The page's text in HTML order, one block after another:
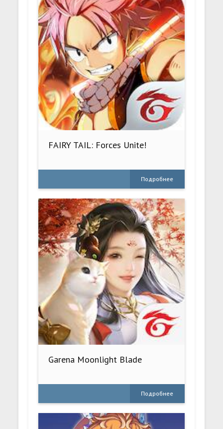
FAIRY TAIL: Forces Unite!
Подробнее
Garena Moonlight Blade
Подробнее